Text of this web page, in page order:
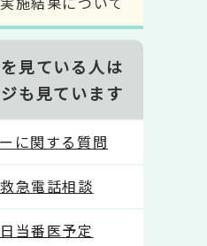
見ている人は
も見ています
に関する質問
急電話相談
当番医予定